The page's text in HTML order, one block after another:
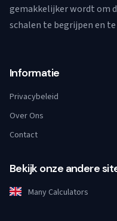
gemakkelijker wordt om
schalen te begrijpen en
Informatie
Privacybeleid
Over Ons
Contact
Bekijk onze andere
Many Calculators